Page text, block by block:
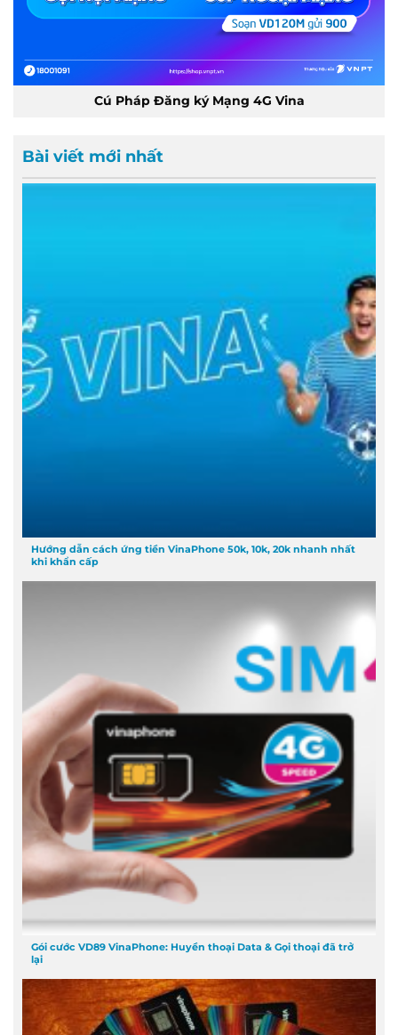
Cú Pháp Đăng ký Mạng 4G Vina
Bài viết mới nhất
Hướng dẫn cách ứng tiền VinaPhone 50k, 10k, 20k nhanh nhất
khi khẩn cấp
Gói cước VD89 VinaPhone: Huyền thoại Data & Gọi thoại đã trở
lại